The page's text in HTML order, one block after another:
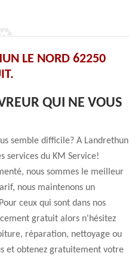
LE NORD 62250
QUI NE VOUS
semble difficile? A Landrethun
services du KM Service!
nous sommes le meilleur
nous maintenons un
ceux qui sont dans nos
gratuit alors n'hésitez
réparation, nettoyage ou
et obtenez gratuitement votre